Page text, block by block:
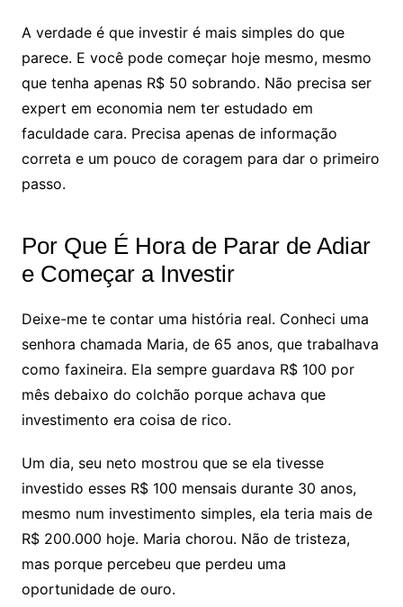
A verdade é que investir é mais simples do que
parece. E você pode começar hoje mesmo, mesmo
que tenha apenas R$ 50 sobrando. Não precisa ser
expert em economia nem ter estudado em
faculdade cara. Precisa apenas de informação
correta e um pouco de coragem para dar o primeiro
passo.
Por Que É Hora de Parar de Adiar
e Começar a Investir
Deixe-me te contar uma história real. Conheci uma
senhora chamada Maria, de 65 anos, que trabalhava
como faxineira. Ela sempre guardava R$ 100 por
mês debaixo do colchão porque achava que
investimento era coisa de rico.
Um dia, seu neto mostrou que se ela tivesse
investido esses R$ 100 mensais durante 30 anos,
mesmo num investimento simples, ela teria mais de
R$ 200.000 hoje. Maria chorou. Não de tristeza,
mas porque percebeu que perdeu uma
oportunidade de ouro.